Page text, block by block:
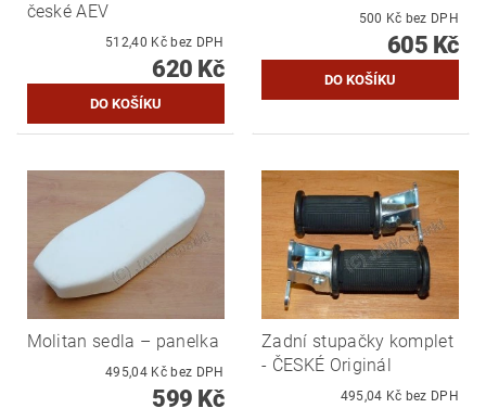
české AEV
512,40 Kč bez DPH
620 Kč
500 Kč bez DPH
605 Kč
Molitan sedla – panelka
495,04 Kč bez DPH
599 Kč
Zadní stupačky komplet
- ČESKÉ Originál
495,04 Kč bez DPH